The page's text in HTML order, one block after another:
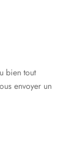
bien tout
envoyer un